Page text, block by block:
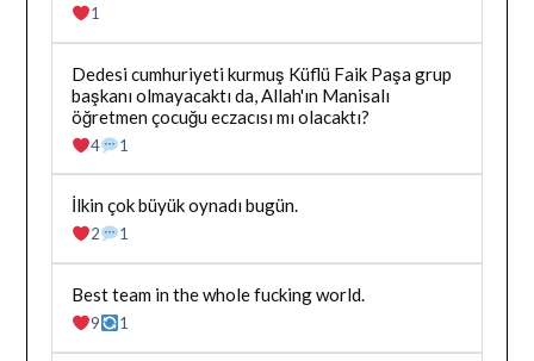
Dağhan
Irak
tarafindan
yazilan
gonderiyi
goruntule
1
Bluesky'da
Dağhan
Irak
tarafindan
yazilan
gonderiyi
goruntule
Dedesi cumhuriyeti kurmuş Küflü Faik Paşa grup
başkanı olmayacaktı da, Allah'ın Manisalı
öğretmen çocuğu eczacısı mı olacaktı?
4 1
Bluesky'da
Dağhan
Irak
tarafindan
yazilan
gonderiyi
goruntule
İlkin çok büyük oynadı bugün.
2 1
Bluesky'da
Dağhan
Irak
Best team in the whole fucking world.
9 1